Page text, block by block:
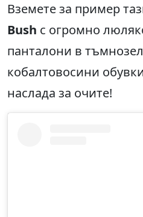
Вземете за пример
Bush с огромно
панталони в
кобалтовосини
наслада за очите!